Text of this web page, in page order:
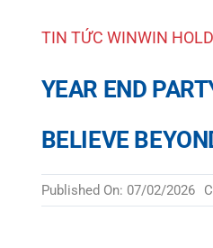
TIN TỨC WINWIN
YEAR END
BELIEVE
Published On: 07/02/2026